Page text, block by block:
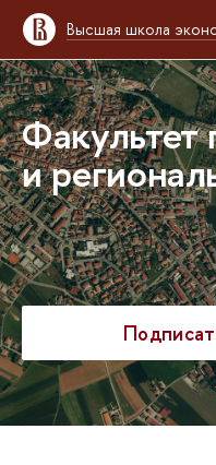
Высшая школа
Факультет
и